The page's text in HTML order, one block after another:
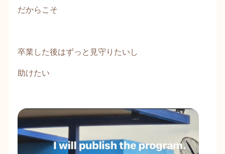
だからこそ
卒業した後はずっと見守りたいし
助けたい